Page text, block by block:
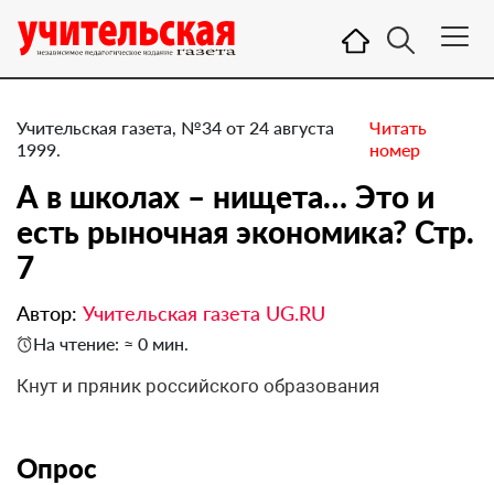
Учительская газета, №34 от 24 августа
1999.
Читать
номер
А в школах – нищета… Это и
есть рыночная экономика? Стр.
7
Автор: Учительская газета UG.RU
На чтение: ≈ 0 мин.
Кнут и пряник российского образования
Опрос